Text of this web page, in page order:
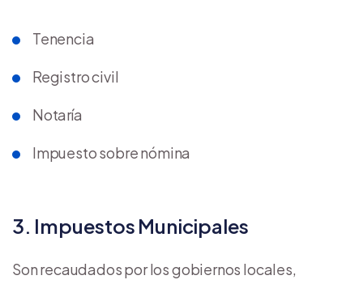
Tenencia
Registro civil
Notaría
Impuesto sobre nómina
3. Impuestos Municipales
Son recaudados por los gobiernos locales,